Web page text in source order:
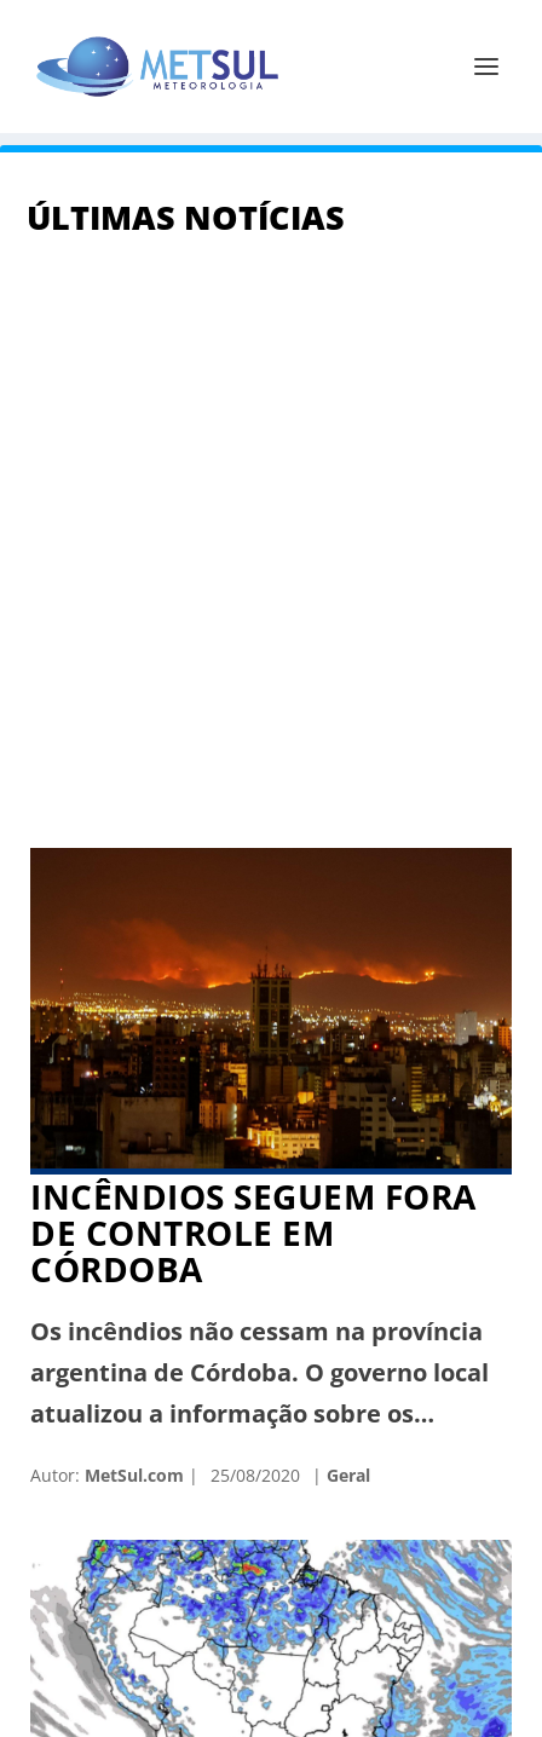
ÚLTIMAS NOTÍCIAS
INCÊNDIOS SEGUEM FORA
DE CONTROLE EM
CÓRDOBA
Os incêndios não cessam na província
argentina de Córdoba. O governo local
atualizou a informação sobre os
climática complica o trabalho dos
bombeiros. Nos setores afetados pelos
incêndios ocorrem altas temperaturas,
baixa umidade e rajadas de vento. O
combate ao fogo já dura 11 dias sem
descanso em Ischilín […]
Autor: MetSul.com 25/08/2020 Geral